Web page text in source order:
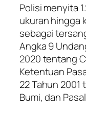
Polisi menyita
ukuran hingga
sebagai
Angka 9
2020 tentang
Ketentuan
22 Tahun 2001
Bumi, dan